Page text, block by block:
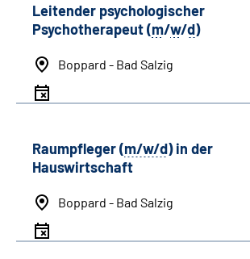
Leitender psychologischer
Psychotherapeut (m/w/d)
Boppard - Bad Salzig
Raumpfleger (m/w/d) in der
Hauswirtschaft
Boppard - Bad Salzig